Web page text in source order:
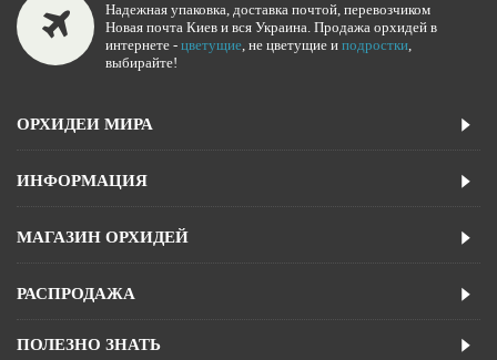
Надежная упаковка, доставка почтой, перевозчиком
Новая почта Киев и вся Украина. Продажа орхидей в
интернете - цветущие, не цветущие и подростки,
выбирайте!
ОРХИДЕИ МИРА
ИНФОРМАЦИЯ
МАГАЗИН ОРХИДЕЙ
РАСПРОДАЖА
ПОЛЕЗНО ЗНАТЬ